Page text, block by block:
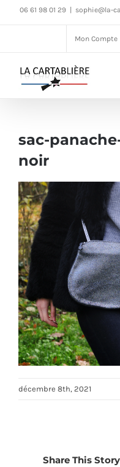
Passer06 61 98 01 29 sophie@la-
Mon Compte
sac-
noir
décembre 8th, 2021
Share This